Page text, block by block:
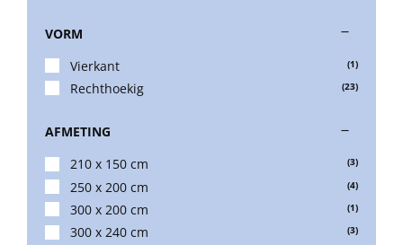
Verlichting
Glatz Vita Collectie
Glatz stofstalen collectie Sampleboeken
VORM
Vierkant
(1)
Rechthoekig (23)
AFMETING
210 x 150 cm
(3)
250 x 200 cm (4)
300 x 200 cm (1)
300 x 240 cm (3)